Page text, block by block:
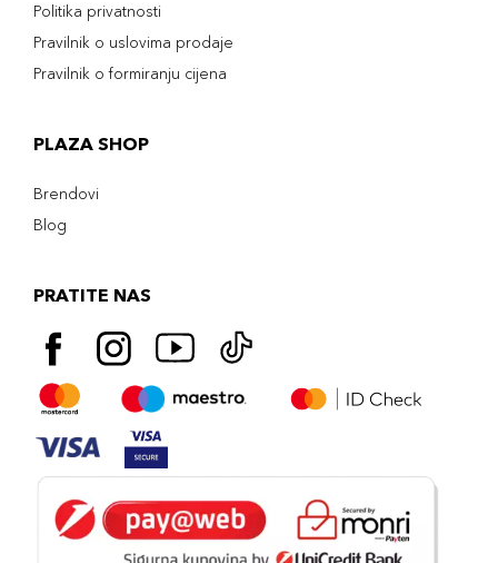
Politika privatnosti
Pravilnik o uslovima prodaje
Pravilnik o formiranju cijena
PLAZA SHOP
Brendovi
Blog
PRATITE NAS